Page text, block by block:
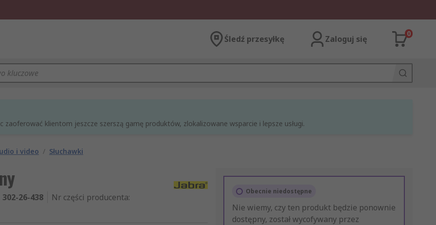
Śledź przesyłkę Zaloguj się
0
zaoferować klientom jeszcze szerszą gamę produktów, zlokalizowane wsparcie i lepsze usługi.
i video / Słuchawki
302-26-438 Nr części producenta:
Obecnie niedostępne
Nie wiemy, czy ten produkt będzie ponownie
dostępny, został wycofywany przez